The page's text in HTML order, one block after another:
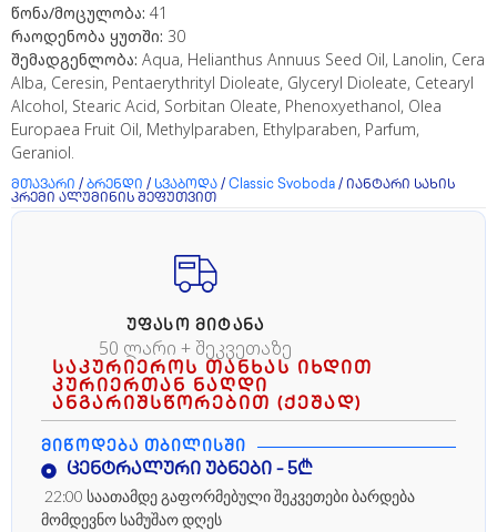
წონა/მოცულობა: 41
რაოდენობა ყუთში: 30
შემადგენლობა: Aqua, Helianthus Annuus Seed Oil, Lanolin, Cera
Alba, Ceresin, Pentaerythrityl Dioleate, Glyceryl Dioleate, Cetearyl
Alcohol, Stearic Acid, Sorbitan Oleate, Phenoxyethanol, Olea
Europaea Fruit Oil, Methylparaben, Ethylparaben, Parfum,
Geraniol.
მთავარი / ბრენდი / სვაბოდა / Classic Svoboda / იანტარი სახის
კრემი ალუმინის შეფუთვით
ᲣᲤᲐᲡᲝ ᲛᲘᲢᲐᲜᲐ
50 ლარი + შეკვეთაზე
საკურიეროს თანხას იხდით
კურიერთან ნაღდი
ანგარიშსწორებით (ქეშად)
ᲛᲘᲬᲝᲓᲔᲑᲐ ᲗᲑᲘᲚᲘᲡᲨᲘ
ცენტრალური უბნები - 5₾
22:00 საათამდე გაფორმებული შეკვეთები ბარდება
მომდევნო სამუშაო დღეს